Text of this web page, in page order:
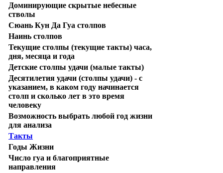
Доминирующие скрытые небесные
стволы
Сюань Кун Да Гуа столпов
Наинь столпов
Текущие столпы (текущие такты) часа,
дня, месяца и года
Детские столпы удачи (малые такты)
Десятилетия удачи (столпы удачи) - с
указанием, в каком году начинается
столп и сколько лет в это время
человеку
Возможность выбрать любой год жизни
для анализа
Такты
Годы Жизни
Число гуа и благоприятные
направления